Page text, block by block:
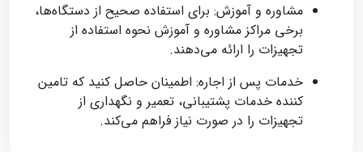
مشاوره و آموزش: برای استفاده صحیح از دستگاه‌ها،
برخی مراکز مشاوره و آموزش نحوه استفاده از
تجهیزات را ارائه می‌دهند.
خدمات پس از اجاره: اطمینان حاصل کنید که تامین
کننده خدمات پشتیبانی، تعمیر و نگهداری از
تجهیزات را در صورت نیاز فراهم می‌کند.